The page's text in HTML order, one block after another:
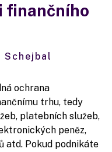
finančního
Schejbal
ochrana
trhu, tedy
platebních služeb,
peněz,
atd. Pokud podnikáte